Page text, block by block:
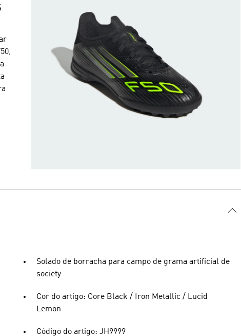
Solado de borracha para campo de grama artificial de
society
Cor do artigo: Core Black / Iron Metallic / Lucid
Lemon
Código do artigo: JH9999